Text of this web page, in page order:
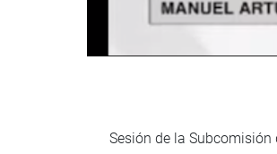
Sesión de la